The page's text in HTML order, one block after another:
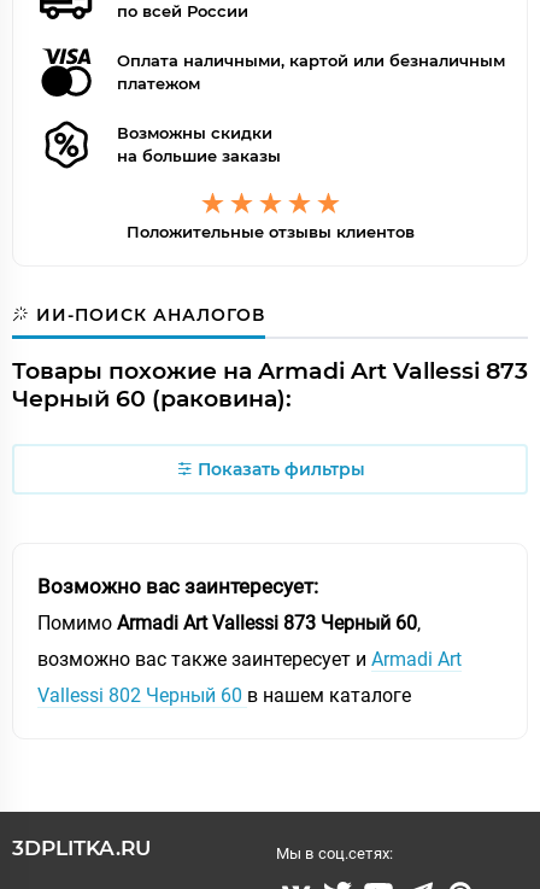
по всей России
Оплата наличными, картой или безналичным
платежом
Возможны скидки
на большие заказы
Положительные отзывы клиентов
ИИ-ПОИСК АНАЛОГОВ
Товары похожие на Armadi Art Vallessi 873
Черный 60 (раковина):
Показать фильтры
Возможно вас заинтересует:
Помимо Armadi Art Vallessi 873 Черный 60,
возможно вас также заинтересует и Armadi Art
Vallessi 802 Черный 60 в нашем каталоге
3DPLITKA.RU Мы в соц.сетях: